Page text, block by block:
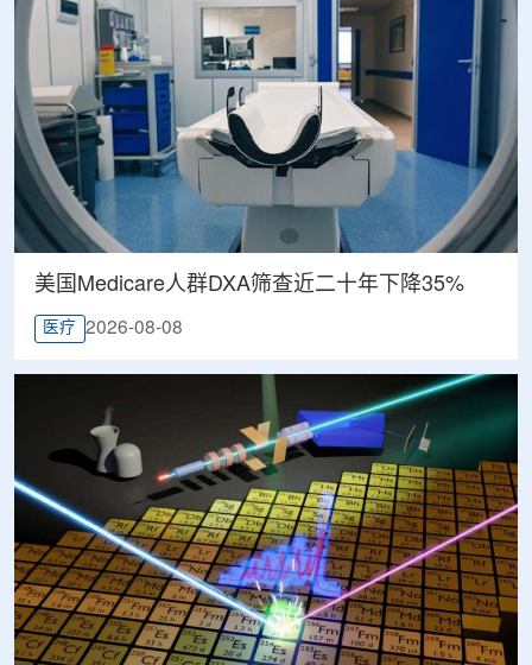
美国Medicare人群DXA筛查近二十年下降35%
医疗 2026-08-08